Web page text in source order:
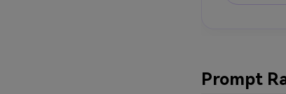
Prompt